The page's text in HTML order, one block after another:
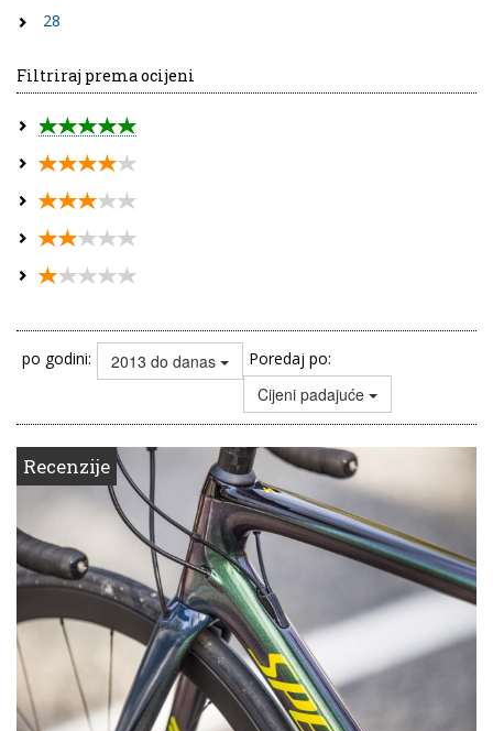
28
Filtriraj prema ocijeni
po godini: 2013 do danas Poredaj po:
Cijeni padajuće
Recenzije